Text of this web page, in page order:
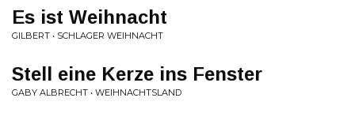
Es ist Weihnacht
GILBERT • SCHLAGER WEIHNACHT
Stell eine Kerze ins Fenster
GABY ALBRECHT • WEIHNACHTSLAND